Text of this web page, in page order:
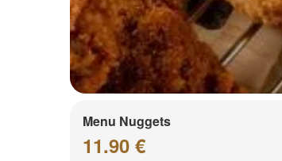
Menu Nuggets
11.90 €